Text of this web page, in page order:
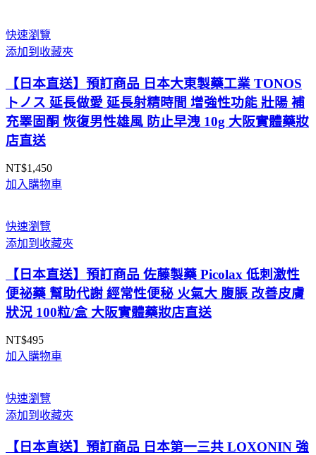
快速瀏覽
添加到收藏夾
【日本直送】預訂商品 日本大東製藥工業 TONOS
トノス 延長做愛 延長射精時間 增強性功能 壯陽 補
充睪固酮 恢復男性雄風 防止早洩 10g 大阪實體藥妝
店直送
NT$1,450
加入購物車
快速瀏覽
添加到收藏夾
【日本直送】預訂商品 佐藤製藥 Picolax 低刺激性
便祕藥 幫助代謝 經常性便秘 火氣大 腹脹 改善皮膚
狀況 100粒/盒 大阪實體藥妝店直送
NT$495
加入購物車
快速瀏覽
添加到收藏夾
【日本直送】預訂商品 日本第一三共 LOXONIN 強